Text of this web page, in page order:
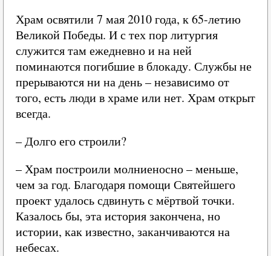
Храм освятили 7 мая 2010 года, к 65-летию
Великой Победы. И с тех пор литургия
служится там ежедневно и на ней
поминаются погибшие в блокаду. Службы не
прерываются ни на день – независимо от
того, есть люди в храме или нет. Храм открыт
всегда.
– Долго его строили?
– Храм построили молниеносно – меньше,
чем за год. Благодаря помощи Святейшего
проект удалось сдвинуть с мёртвой точки.
Казалось бы, эта история закончена, но
истории, как известно, заканчиваются на
небесах.